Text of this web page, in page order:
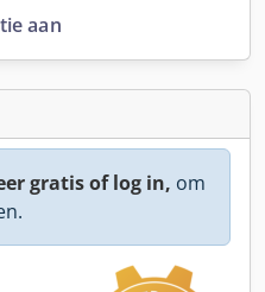
aan
gratis of log in, om